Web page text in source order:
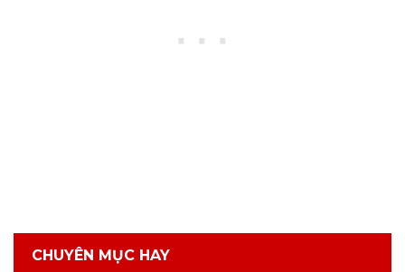
CHUYÊN MỤC HAY